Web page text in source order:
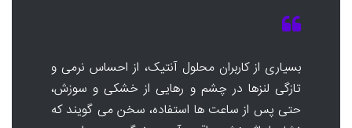
بسیاری از کاربران محلول آنتیک، از احساس نرمی و
تازگی لنزها در چشم و رهایی از خشکی و سوزش،
حتی پس از ساعت ها استفاده، سخن می گویند که